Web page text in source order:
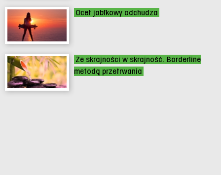
Ocet jabłkowy odchudza
Ze skrajności w skrajność. Borderline
metodą przetrwania